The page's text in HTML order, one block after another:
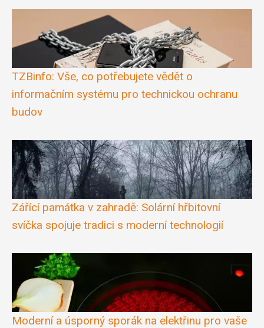
TZBinfo: Vše, co potřebujete vědět o
informačním systému pro technickou ochranu
budov
Zářící památka v zahradě: Solární hřbitovní
svíčka spojuje tradici s moderní technologií
Moderní a úsporný sporák na elektřinu pro vaše